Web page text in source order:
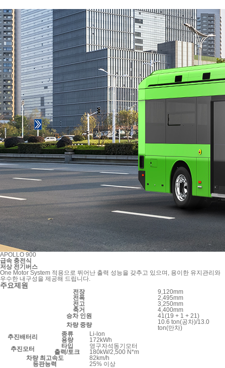
APOLLO 900
급속 충전식
저상 전기버스
One Motor System 적용으로 뛰어난 출력 성능을 갖추고 있으며, 용이한 유지관리와
우수한 내구성을 제공해 드립니다.
주요제원
전장
9,120mm
전폭
2,495mm
전고
3,250mm
축거
4,400mm
승차 인원
41(19 + 1 + 21)
차량 중량
10.6 ton(공차)/13.0
ton(만차)
추진배터리
종류
Li-lon
용량
172kWh
추진모터
타입
영구자석동기모터
출력/토크
180kW/2,500 N*m
차량 최고속도
82km/h
등판능력
25% 이상